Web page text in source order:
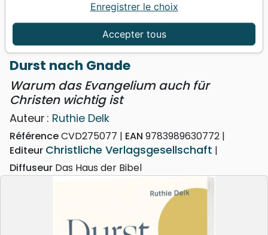
Edification
Croissance spirituelle
Durst nach Gnade - Warum das Evangelium auch
für Christen wichtig ist
Durst nach Gnade
Warum das Evangelium auch für
Christen wichtig ist
Auteur : Ruthie Delk
RéférenceCVD275077 EAN 9783989630772
Editeur Christliche Verlagsgesellschaft
Diffuseur Das Haus der Bibel
Accepter tous
Enregistrer le choix